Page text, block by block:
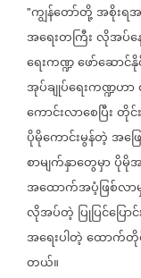
"ကျွန်တော်တို့အစိုးရ
အရေးတကြီးလိုအပ်န
ရေးကဏ္ဍဖော်ဆောင်
အုပ်ချုပ်ရေးကဏ္ဍဟာ
ကောင်းလာစေပြီးတိုင်
ပိုမိုကောင်းမွန်တဲ့အဖ
စာမျက်နှာတွေမှာပိုမို
အထောက်အပံ့ဖြစ်လာ
လိုအပ်တဲ့ ပြုပြင်ပြေ
အရေးပါတဲ့ထောက်တို
တယ်။